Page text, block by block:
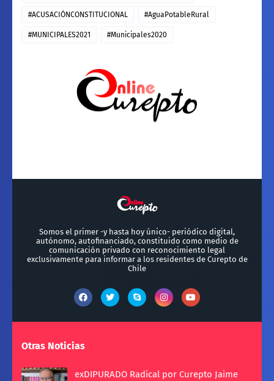
#ACUSACIÓNCONSTITUCIONAL #AguaPotableRural
#MUNICIPALES2021 #Municipales2020
Somos el primer -y hasta hoy único- periódico digital,
autónomo, autofinanciado, constituido como medio de
comunicación privado con reconocimiento legal
exclusivamente para informar a los residentes de Curepto de
Chile
Otras Noticias
exDIPURADO Radical por Curepto Jaime